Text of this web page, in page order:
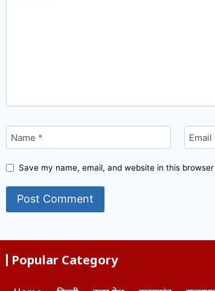
Name * Email
Save my name, email, and website in this
Popular Category